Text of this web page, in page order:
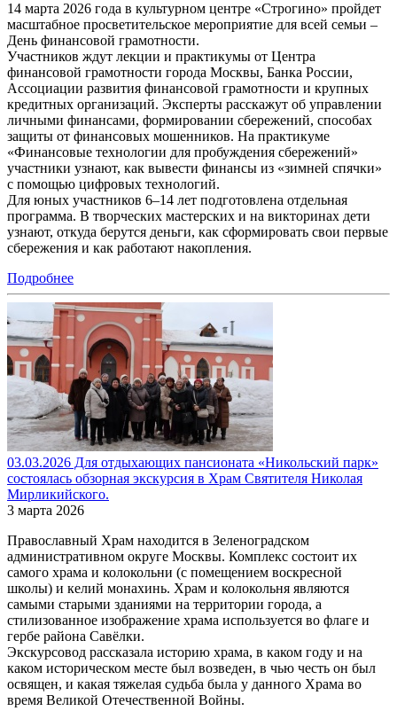
14 марта 2026 года в культурном центре «Строгино» пройдет
масштабное просветительское мероприятие для всей семьи ‒
День финансовой грамотности.
Участников ждут лекции и практикумы от Центра
финансовой грамотности города Москвы, Банка России,
Ассоциации развития финансовой грамотности и крупных
кредитных организаций. Эксперты расскажут об управлении
личными финансами, формировании сбережений, способах
защиты от финансовых мошенников. На практикуме
«Финансовые технологии для пробуждения сбережений»
участники узнают, как вывести финансы из «зимней спячки»
с помощью цифровых технологий.
Для юных участников 6–14 лет подготовлена отдельная
программа. В творческих мастерских и на викторинах дети
узнают, откуда берутся деньги, как сформировать свои первые
сбережения и как работают накопления.
Подробнее
03.03.2026 Для отдыхающих пансионата «Никольский парк»
состоялась обзорная экскурсия в Храм Святителя Николая
Мирликийского.
3 марта 2026
Православный Храм находится в Зеленоградском
административном округе Москвы. Комплекс состоит их
самого храма и колокольни (с помещением воскресной
школы) и келий монахинь. Храм и колокольня являются
самыми старыми зданиями на территории города, а
стилизованное изображение храма используется во флаге и
гербе района Савёлки.
Экскурсовод рассказала историю храма, в каком году и на
каком историческом месте был возведен, в чью честь он был
освящен, и какая тяжелая судьба была у данного Храма во
время Великой Отечественной Войны.